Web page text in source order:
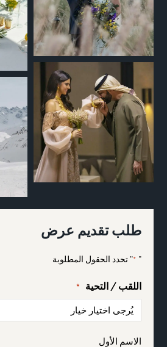
طلب تقديم عرض
"
*" تحدد الحقول المطلوبة
اللقب / التحية *
Name
*
الاسم الأول